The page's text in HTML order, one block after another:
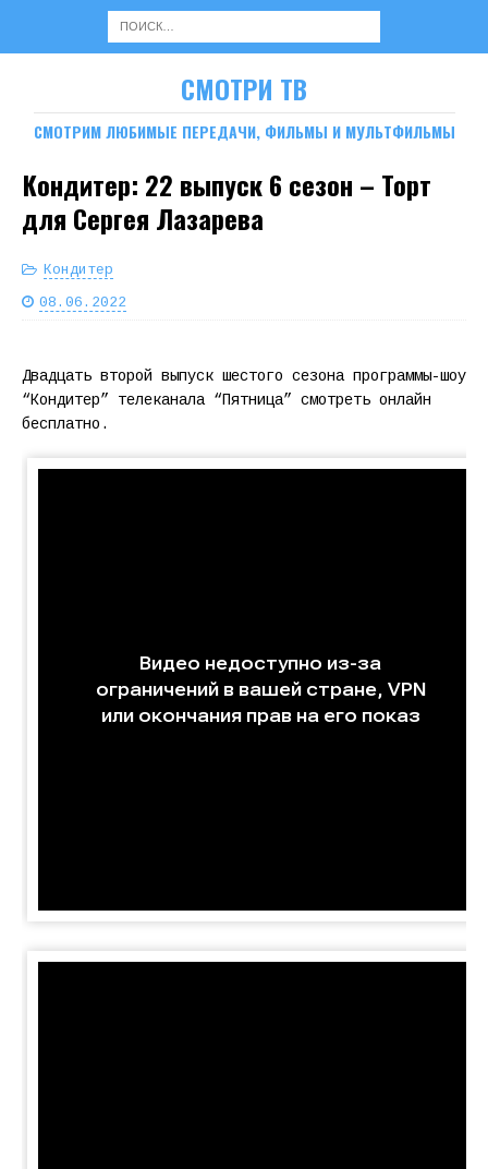
СМОТРИ ТВ
СМОТРИМ ЛЮБИМЫЕ ПЕРЕДАЧИ, ФИЛЬМЫ И МУЛЬТФИЛЬМЫ
Кондитер: 22 выпуск 6 сезон – Торт
для Сергея Лазарева
Кондитер
08.06.2022
Двадцать второй выпуск шестого сезона программы-шоу
“Кондитер” телеканала “Пятница” смотреть онлайн
бесплатно.